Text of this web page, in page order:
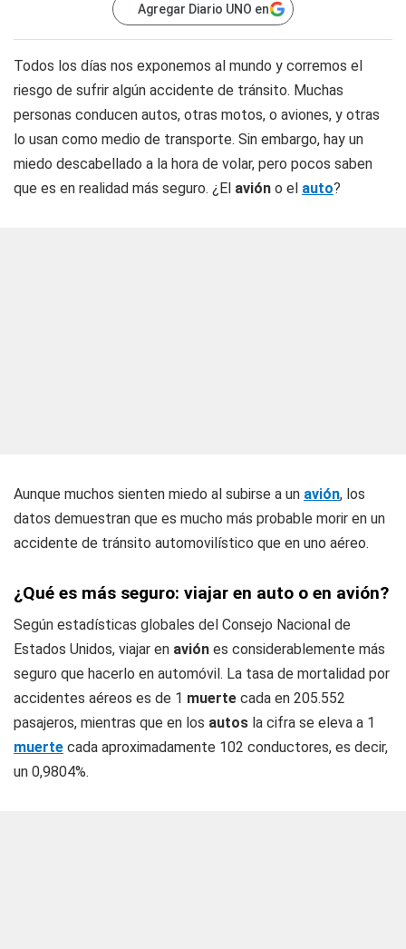
Agregar Diario UNO en
Todos los días nos exponemos al mundo y corremos el
riesgo de sufrir algún accidente de tránsito. Muchas
personas conducen autos, otras motos, o aviones, y otras
lo usan como medio de transporte. Sin embargo, hay un
miedo descabellado a la hora de volar, pero pocos saben
que es en realidad más seguro. ¿El avión o el auto?
Aunque muchos sienten miedo al subirse a un avión, los
datos demuestran que es mucho más probable morir en un
accidente de tránsito automovilístico que en uno aéreo.
¿Qué es más seguro: viajar en auto o en avión?
Según estadísticas globales del Consejo Nacional de
Estados Unidos, viajar en avión es considerablemente más
seguro que hacerlo en automóvil. La tasa de mortalidad por
accidentes aéreos es de 1 muerte cada en 205.552
pasajeros, mientras que en los autos la cifra se eleva a 1
muerte cada aproximadamente 102 conductores, es decir,
un 0,9804%.